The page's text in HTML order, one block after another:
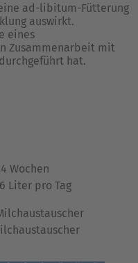
ad-libitum-Fütterung
auswirkt.
eines
Zusammenarbeit mit
hat.
Wochen
Liter pro Tag